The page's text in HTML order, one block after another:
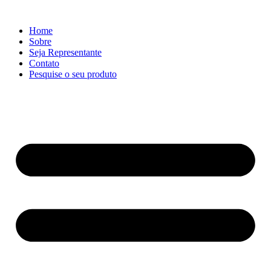
conteúdo
Home
Sobre
Seja Representante
Contato
Pesquise o seu produto